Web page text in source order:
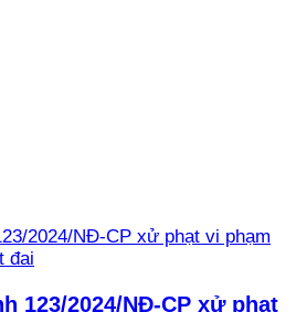
123/2024/NĐ-CP xử phạt